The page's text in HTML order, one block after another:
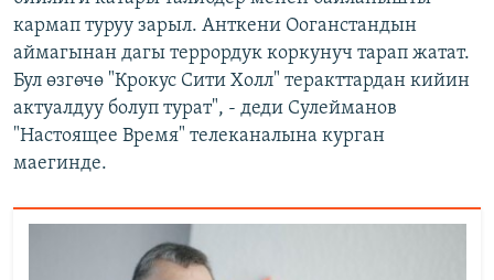
кармап туруу зарыл. Анткени Ооганстандын
аймагынан дагы террордук коркунуч тарап жатат.
Бул өзгөчө "Крокус Сити Холл" теракттардан кийин
актуалдуу болуп турат", - деди Сулейманов
"Настоящее Время" телеканалына курган
маегинде.